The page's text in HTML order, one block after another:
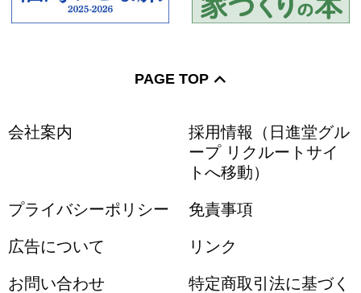
PAGE TOP
会社案内
採用情報（日進堂グル
ープ リクルートサイ
トへ移動）
プライバシーポリシー 免責事項
広告について リンク
お問い合わせ
特定商取引法に基づく